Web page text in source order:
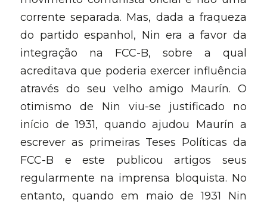
corrente separada. Mas, dada a fraqueza
do partido espanhol, Nin era a favor da
integração na FCC-B, sobre a qual
acreditava que poderia exercer influência
através do seu velho amigo Maurín. O
otimismo de Nin viu-se justificado no
início de 1931, quando ajudou Maurín a
escrever as primeiras Teses Políticas da
FCC-B e este publicou artigos seus
regularmente na imprensa bloquista. No
entanto, quando em maio de 1931 Nin